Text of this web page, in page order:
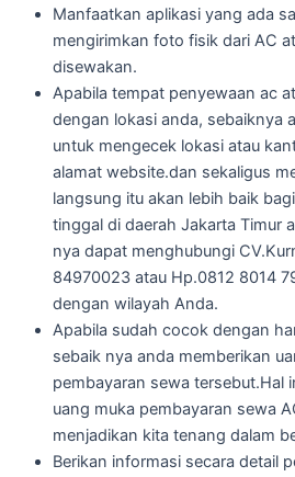
Manfaatkan aplikasi yang ada
mengirimkan foto fisik dari AC
disewakan.
Apabila tempat penyewaan ac
dengan lokasi anda, sebaiknya
untuk mengecek lokasi atau
alamat website.dan sekaligus
langsung itu akan lebih baik
tinggal di daerah Jakarta Timur
nya dapat menghubungi
84970023 atau Hp.0812 8014
dengan wilayah Anda.
Apabila sudah cocok dengan
sebaik nya anda memberikan
pembayaran sewa tersebut.Hal
uang muka pembayaran sewa
menjadikan kita tenang dalam
Berikan informasi secara detail